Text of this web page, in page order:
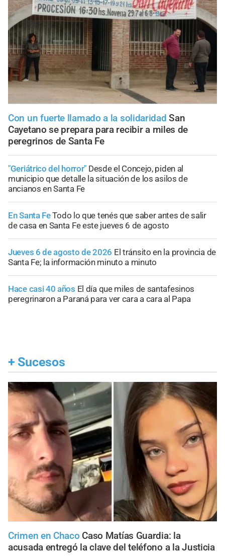
Con un fuerte llamado a la solidaridad San
Cayetano se prepara para recibir a miles de
peregrinos de Santa Fe
"Geriátrico del horror" Desde el Concejo, piden al
municipio que detalle la situación de los asilos de
ancianos en Santa Fe
En Santa FeTodo lo que tenés que saber antes de salir
de casa en Santa Fe este jueves 6 de agosto
Jueves 6 de agosto de 2026 El tránsito en la provincia de
Santa Fe; la información minuto a minuto
Hace casi 40 años El día que miles de santafesinos
peregrinaron a Paraná para ver cara a cara al Papa
+ Sucesos
Crimen en Chaco Caso Matías Guardia: la
acusada entregó la clave del teléfono a la Justicia